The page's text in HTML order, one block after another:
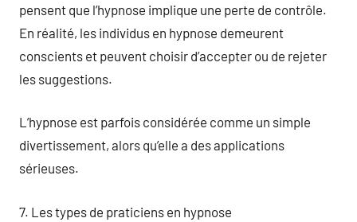
pensent que l’hypnose implique une perte de contrôle.
En réalité, les individus en hypnose demeurent
conscients et peuvent choisir d’accepter ou de rejeter
les suggestions.
L’hypnose est parfois considérée comme un simple
divertissement, alors qu’elle a des applications
sérieuses.
7. Les types de praticiens en hypnose